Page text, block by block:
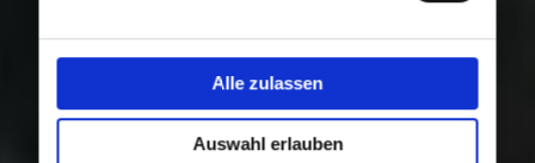
Alle zulassen
Auswahl erlauben